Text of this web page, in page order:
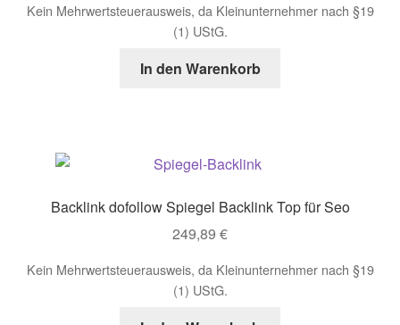
Mein Konto
Our Projects
Kein Mehrwertsteuerausweis, da Kleinunternehmer nach §19
(1) UStG.
In den Warenkorb
Backlink dofollow Spiegel Backlink Top für Seo
249,89 €
Kein Mehrwertsteuerausweis, da Kleinunternehmer nach §19
(1) UStG.